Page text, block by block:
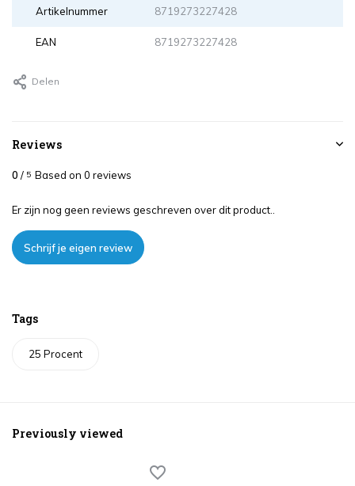
Artikelnummer 8719273227428
EAN 8719273227428
Delen
Reviews
0 / 5 Based on 0 reviews
Er zijn nog geen reviews geschreven over dit product..
Schrijf je eigen review
Tags
25 Procent
Previously viewed